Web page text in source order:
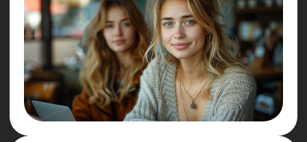
ПОСМОТРИ НЕБОЛЬШОЕ
ВИДЕО, ЧТОБЫ УЗНАТЬ
ПОДРОБНЕЕ!